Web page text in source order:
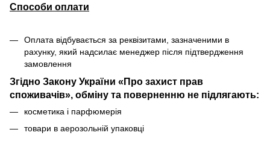
Способи оплати
Оплата відбувається за реквізитами, зазначеними в
рахунку, який надсилає менеджер після підтвердження
замовлення
Згідно Закону України «Про захист прав
споживачів», обміну та поверненню не підлягають:
косметика і парфюмерія
товари в аерозольній упаковці